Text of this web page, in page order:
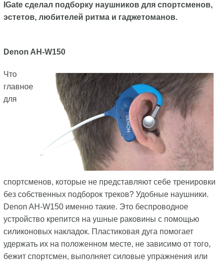
IGateсделал подборку наушников для спортсменов,
эстетов, любителей ритма и гаджетоманов.
Denon AH-W150
Что
главное
для
спортсменов, которые не представляют себе тренировки
без собственных подборок треков? Удобные наушники.
Denon AH-W150 именно такие. Это беспроводное
устройство крепится на ушные раковины с помощью
силиконовых накладок. Пластиковая дуга помогает
удержать их на положенном месте, не зависимо от того,
бежит спортсмен, выполняет силовые упражнения или